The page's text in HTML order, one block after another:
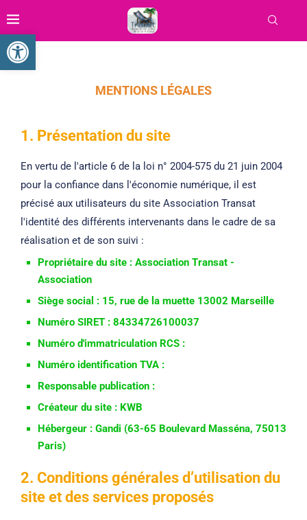
Ouvrir la barre d’outils
MENTIONS LÉGALES
1. Présentation du site
En vertu de l'article 6 de la loi n° 2004-575 du 21 juin 2004
pour la confiance dans l'économie numérique, il est
précisé aux utilisateurs du site Association Transat
l'identité des différents intervenants dans le cadre de sa
réalisation et de son suivi :
Propriétaire du site : Association Transat -
Association
Siège social : 15, rue de la muette 13002 Marseille
Numéro SIRET : 84334726100037
Numéro d'immatriculation RCS :
Numéro identification TVA :
Responsable publication :
Créateur du site : KWB
Hébergeur : Gandi (63-65 Boulevard Masséna, 75013
Paris)
2. Conditions générales d’utilisation du
site et des services proposés